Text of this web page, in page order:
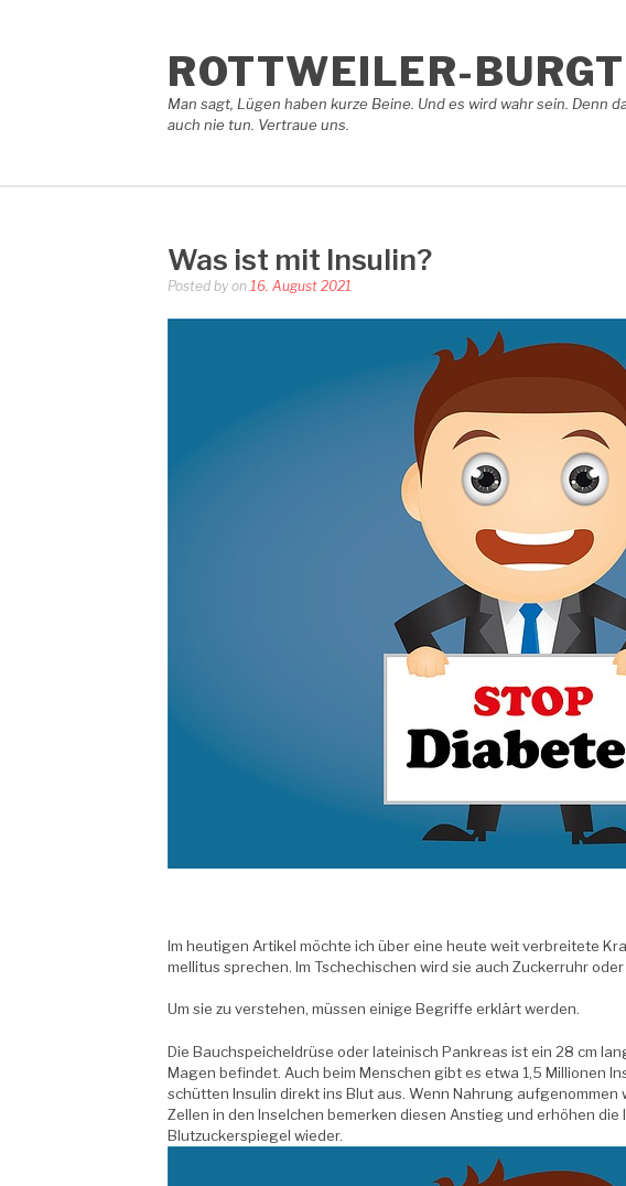
ROTTWEILER-
Man sagt, Lügen haben kurze Beine. Und es wird wahr sein.
auch nie tun. Vertraue uns.
Was ist mit Insulin?
Posted by on 16. August 2021
Im heutigen Artikel möchte ich über eine heute weit verbreitete
mellitus sprechen. Im Tschechischen wird sie auch Zuckerruhr
Um sie zu verstehen, müssen einige Begriffe erklärt werden.
Die Bauchspeicheldrüse oder lateinisch Pankreas ist ein 28 cm
Magen befindet. Auch beim Menschen gibt es etwa 1,5 Millionen
schütten Insulin direkt ins Blut aus. Wenn Nahrung aufgenommen
Zellen in den Inselchen bemerken diesen Anstieg und erhöhen
Blutzuckerspiegel wieder.